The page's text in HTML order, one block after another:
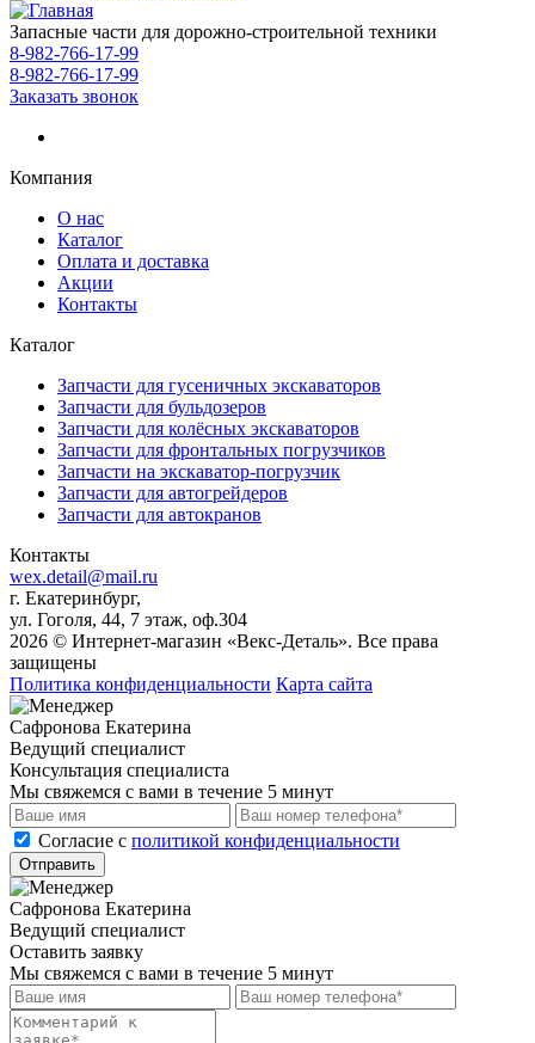
Запасные части для дорожно-строительной техники
8-982-766-17-99
8-982-766-17-99
Заказать звонок
Компания
О нас
Каталог
Оплата и доставка
Акции
Контакты
Каталог
Запчасти для гусеничных экскаваторов
Запчасти для бульдозеров
Запчасти для колёсных экскаваторов
Запчасти для фронтальных погрузчиков
Запчасти на экскаватор-погрузчик
Запчасти для автогрейдеров
Запчасти для автокранов
Контакты
wex.detail@mail.ru
г. Екатеринбург,
ул. Гоголя, 44, 7 этаж, оф.304
2026 © Интернет-магазин «Векс-Деталь». Все права
защищены
Политика конфиденциальности Карта сайта
Сафронова Екатерина
Ведущий специалист
Консультация специалиста
Мы свяжемся с вами в течение 5 минут
Cогласие с политикой конфиденциальности
Отправить
Сафронова Екатерина
Ведущий специалист
Оставить заявку
Мы свяжемся с вами в течение 5 минут